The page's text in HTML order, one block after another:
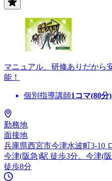
マニュアル、研修ありだから
能！
個別指導講師1コマ(80分)
勤務地
面接地
兵庫県西宮市今津水波町3-10
今津(阪急)駅 徒歩3分、今津(
徒歩8分